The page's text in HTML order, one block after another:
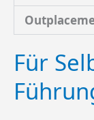
Für